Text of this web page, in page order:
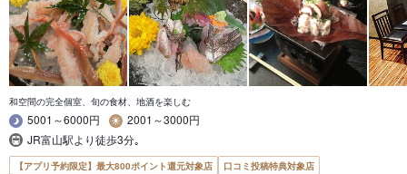
和空間の完全個室、旬の食材、地酒を楽しむ
5001～6000円
2001～3000円
JR富山駅より徒歩3分｡
【アプリ予約限定】最大800ポイント還元対象店 口コミ投稿特典対象店